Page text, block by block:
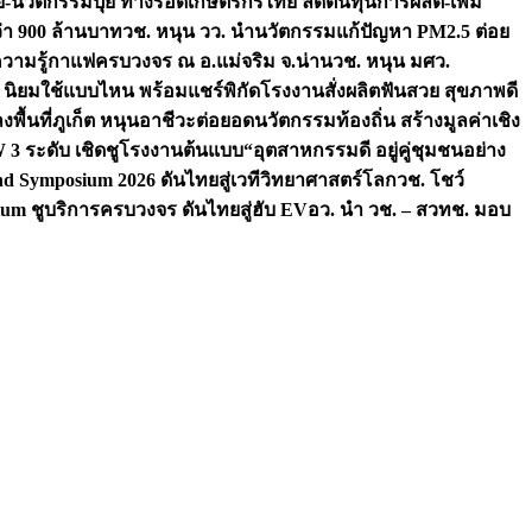
900 ล้านบาทวช. หนุน วว. นำนวัตกรรมแก้ปัญหา PM2.5 ต่อย
ามรู้กาแฟครบวงจร ณ อ.แม่จริม จ.น่านวช. หนุน มศว.
นิยมใช้แบบไหน พร้อมแชร์พิกัดโรงงานสั่งผลิตฟันสวย สุขภาพดี
งพื้นที่ภูเก็ต หนุนอาชีวะต่อยอดนวัตกรรมท้องถิ่น สร้างมูลค่าเชิง
3 ระดับ เชิดชูโรงงานต้นแบบ“อุตสาหกรรมดี อยู่คู่ชุมชนอย่าง
Symposium 2026 ดันไทยสู่เวทีวิทยาศาสตร์โลกวช. โชว์
ชูบริการครบวงจร ดันไทยสู่ฮับ EVอว. นำ วช. – สวทช. มอบ